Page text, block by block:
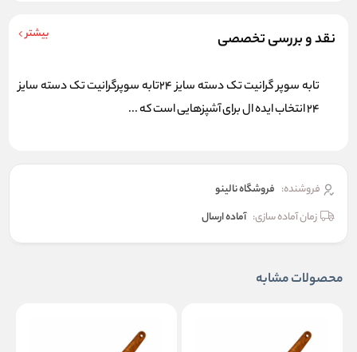
نقد و بررسی تخصصی بیشتر
تابه سوپر گرانیت تک دسته سایز 24تابه سوپرگرانیت تک دسته سایز
24 انتخاب ایده ال برای آشپزهایی است که ...
فروشنده: فروشگاه نالینو
زمان آماده سازی: آماده ارسال
محصولات مشابه